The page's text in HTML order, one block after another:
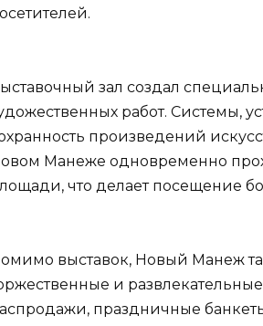
зал создал
работ. Системы,
произведений
Манеже одновременно
что делает посещение
выставок, Новый Манеж
и
праздничные